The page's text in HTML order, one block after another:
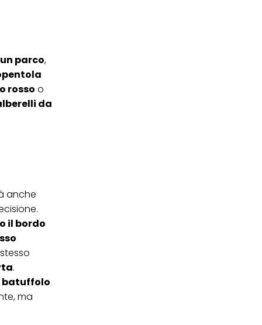
parco,
rosso o
da
anche
il bordo
.
batuffolo
ma